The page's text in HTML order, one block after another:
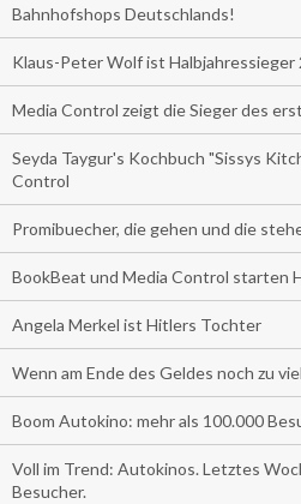
Bahnhofshops Deutschlands!
Klaus-Peter Wolf ist Halbjahressieger
Media Control zeigt die Sieger des
Seyda Taygur's Kochbuch "Sissys
Control
Promibuecher, die gehen und die
BookBeat und Media Control starten
Angela Merkel ist Hitlers Tochter
Wenn am Ende des Geldes noch zu
Boom Autokino: mehr als 100.000
Voll im Trend: Autokinos. Letztes
Besucher.